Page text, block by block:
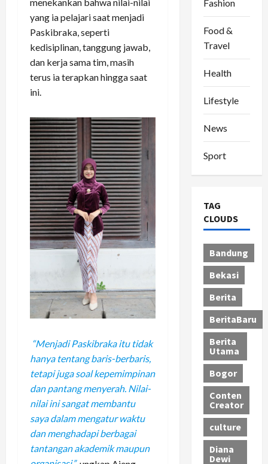
yang ia pelajari saat menjadi
Paskibraka, seperti
kedisiplinan, tanggung jawab,
dan kerja sama tim, masih
terus ia terapkan hingga saat
ini.
“Menjadi Paskibraka itu tidak
hanya tentang baris-berbaris,
tetapi juga soal kepemimpinan
dan pantang menyerah. Nilai-
nilai ini sangat membantu
saya dalam mengatur waktu
dan menghadapi berbagai
tantangan akademik maupun
Fashion
Food &
Travel
Health
Lifestyle
News
Sport
TAG
CLOUDS
Bandung
Bekasi
Berita
BeritaBaru
Berita
Utama
Bogor
Conten
Creator
culture
Diana
Dewi